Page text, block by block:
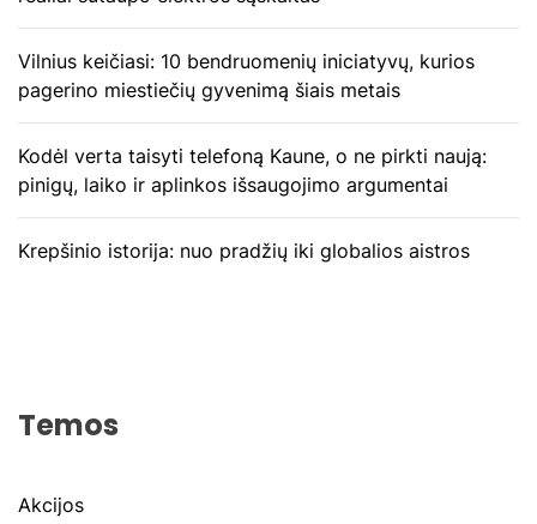
Vilnius keičiasi: 10 bendruomenių iniciatyvų, kurios
pagerino miestiečių gyvenimą šiais metais
Kodėl verta taisyti telefoną Kaune, o ne pirkti naują:
pinigų, laiko ir aplinkos išsaugojimo argumentai
Krepšinio istorija: nuo pradžių iki globalios aistros
Temos
Akcijos